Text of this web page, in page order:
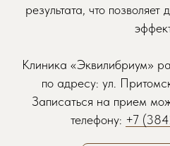
результата, что позволяет
Клиника «Эквилибриум»
по адресу: ул.
Записаться на прием
телефону: +7
Просто заполните форму, мы
с вами и запишем вас в
Записаться на